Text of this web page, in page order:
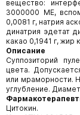
вещество:
3000000 МЕ,
0,0081 г, натрия
динатрия эдетат
какао 0,1941 г, жир
Описание
Суппозиторий
цвета.
или мраморности.
углубление.
Цитокин.